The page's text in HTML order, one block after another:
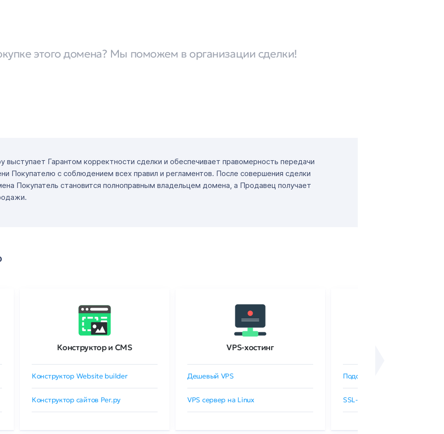
этого домена? Мы поможем в организации сделки!
выступает Гарантом корректности сделки и обеспечивает правомерность передачи
Покупателю с соблюдением всех правил и регламентов. После совершения сделки
Покупатель становится полноправным владельцем домена, а Продавец получает
Конструктор и CMS
Конструктор Website builder
Конструктор сайтов Рег.ру
VPS-хостинг
Дешевый VPS
VPS сервер на Linux
Подобрать SSL-сертификат
SSL-сертификаты GlobalSign